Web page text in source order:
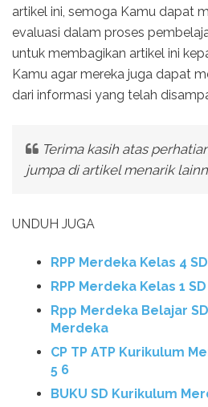
artikel ini, semoga Kamu dapat
evaluasi dalam proses
untuk membagikan artikel ini
Kamu agar mereka juga dapat
dari informasi yang telah
Terima kasih atas
jumpa di artikel menarik
UNDUH JUGA
RPP Merdeka Kelas 4
RPP Merdeka Kelas 1
Rpp Merdeka Belajar
Merdeka
CP TP ATP Kurikulum
5 6
BUKU SD Kurikulum